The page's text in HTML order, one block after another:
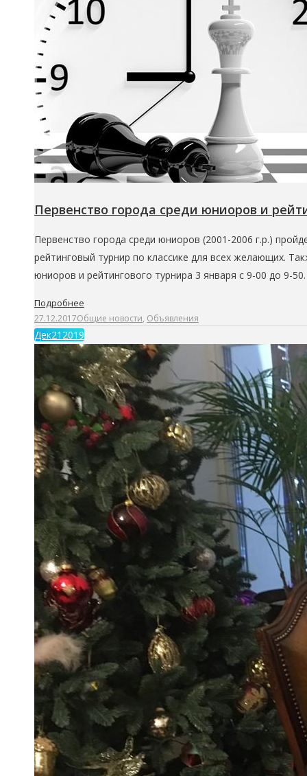
Первенство города среди юниоров и
Первенство города среди юниоров (2001-2006 г.р.)
рейтинговый турнир по классике для всех желающих.
юниоров и рейтингового турнира 3 января с 9-00 до 9-
Подробнее
27.12.2017Общие новости, Объявления
Дек21 2019